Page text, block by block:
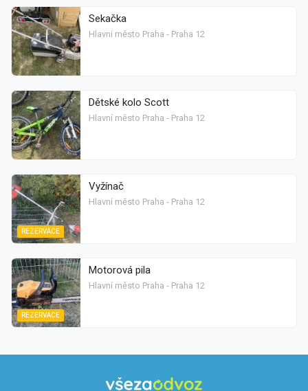
Sekačka
Hlavní město Praha - Praha 12
Dětské kolo Scott
Hlavní město Praha - Praha 12
REZERVACE
Vyžínač
Hlavní město Praha - Praha 12
REZERVACE
Motorová pila
Hlavní město Praha - Praha 12